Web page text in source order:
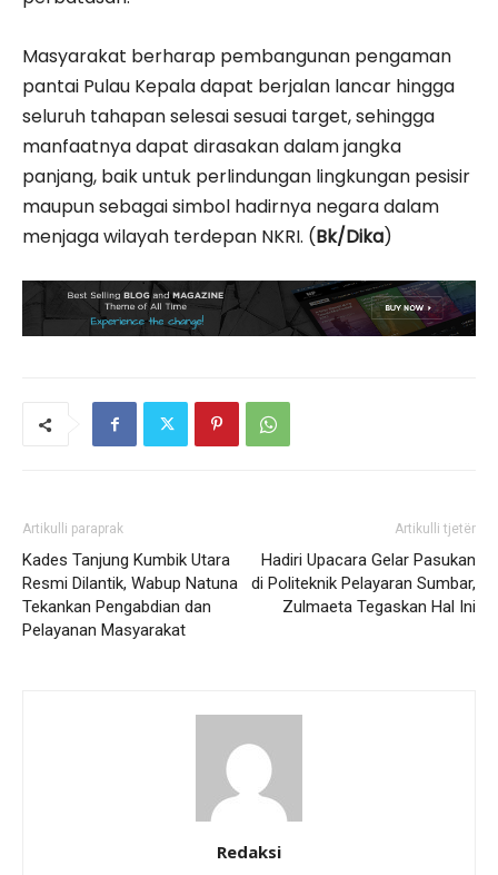
Masyarakat berharap pembangunan pengaman
pantai Pulau Kepala dapat berjalan lancar hingga
seluruh tahapan selesai sesuai target, sehingga
manfaatnya dapat dirasakan dalam jangka
panjang, baik untuk perlindungan lingkungan pesisir
maupun sebagai simbol hadirnya negara dalam
menjaga wilayah terdepan NKRI. (Bk/Dika)
Artikulli paraprak
Kades Tanjung Kumbik Utara
Resmi Dilantik, Wabup Natuna
Tekankan Pengabdian dan
Pelayanan Masyarakat
Artikulli tjetër
Hadiri Upacara Gelar Pasukan
di Politeknik Pelayaran Sumbar,
Zulmaeta Tegaskan Hal Ini
Redaksi